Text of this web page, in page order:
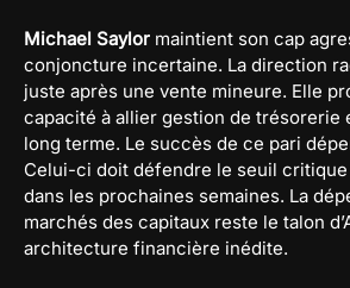
Michael Saylor maintient son cap
conjoncture incertaine. La direction
juste après une vente mineure. Elle
capacité à allier gestion de trésorerie
long terme. Le succès de ce pari
Celui-ci doit défendre le seuil
dans les prochaines semaines. La
marchés des capitaux reste le talon
architecture financière inédite.